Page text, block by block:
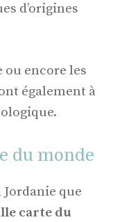
d’origines
ou encore les
également à
du monde
Jordanie que
carte du